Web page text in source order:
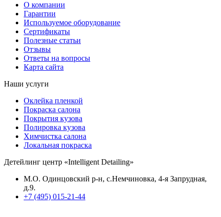
О компании
Гарантии
Используемое оборудование
Сертификаты
Полезные статьи
Отзывы
Ответы на вопросы
Карта сайта
Наши услуги
Оклейка пленкой
Покраска салона
Покрытия кузова
Полировка кузова
Химчистка салона
Локальная покраска
Детейлинг центр «Intelligent Detailing»
М.О. Одинцовский р-н, с.Немчиновка, 4-я Запрудная,
д.9.
+7 (495) 015-21-44